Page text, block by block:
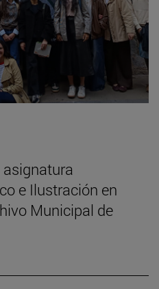
e Ilustración en
Municipal de